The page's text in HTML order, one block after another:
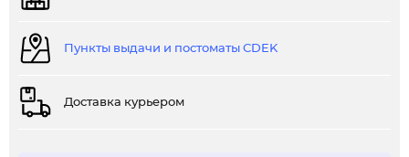
Пункты выдачи и постоматы CDEK
Доставка курьером